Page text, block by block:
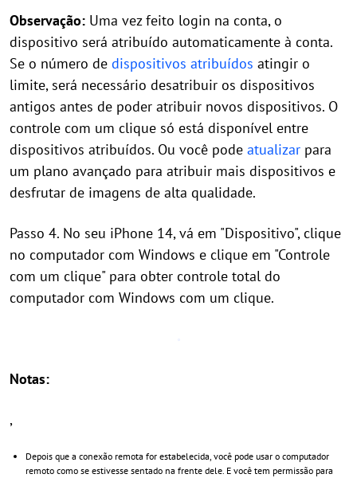
Observação: Uma vez feito login na conta, o
dispositivo será atribuído automaticamente à conta.
Se o número de dispositivos atribuídos atingir o
limite, será necessário desatribuir os dispositivos
antigos antes de poder atribuir novos dispositivos. O
controle com um clique só está disponível entre
dispositivos atribuídos. Ou você pode atualizar para
um plano avançado para atribuir mais dispositivos e
desfrutar de imagens de alta qualidade.
Passo 4. No seu iPhone 14, vá em "Dispositivo", clique
no computador com Windows e clique em "Controle
com um clique" para obter controle total do
computador com Windows com um clique.
Notas:
,
Depois que a conexão remota for estabelecida, você pode usar o computador
remoto como se estivesse sentado na frente dele. E você tem permissão para